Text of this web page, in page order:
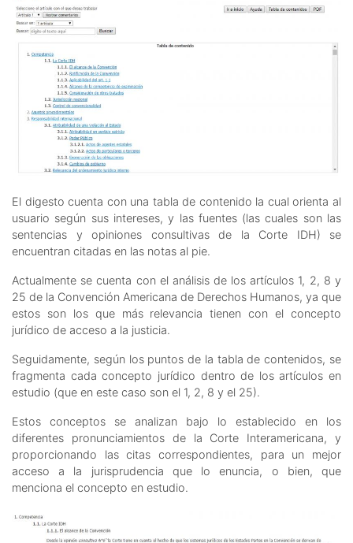
El digesto cuenta con una tabla de contenido la cual orienta al
usuario según sus intereses, y las fuentes (las cuales son las
sentencias y opiniones consultivas de la Corte IDH) se
encuentran citadas en las notas al pie.
Actualmente se cuenta con el análisis de los artículos 1, 2, 8 y
25 de la Convención Americana de Derechos Humanos, ya que
estos son los que más relevancia tienen con el concepto
jurídico de acceso a la justicia.
Seguidamente, según los puntos de la tabla de contenidos, se
fragmenta cada concepto jurídico dentro de los artículos en
estudio (que en este caso son el 1, 2, 8 y el 25).
Estos conceptos se analizan bajo lo establecido en los
diferentes pronunciamientos de la Corte Interamericana, y
proporcionando las citas correspondientes, para un mejor
acceso a la jurisprudencia que lo enuncia, o bien, que
menciona el concepto en estudio.